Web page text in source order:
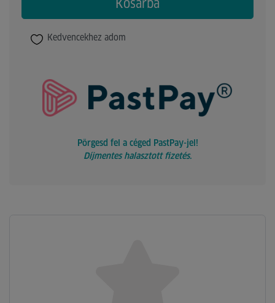
Kosárba
Kedvencekhez adom
Pörgesd fel a céged PastPay-jel!
Díjmentes halasztott fizetés.